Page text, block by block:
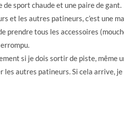
sport chaude et une paire de gant.
et les autres patineurs, c’est une
prendre tous les accessoires
si je dois sortir de piste, même
autres patineurs. Si cela arrive, je